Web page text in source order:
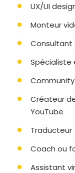
UX/UI
Monteur
Consultant
Spécialiste
Créateur
YouTube
Traducteur
Coach ou
Assistant